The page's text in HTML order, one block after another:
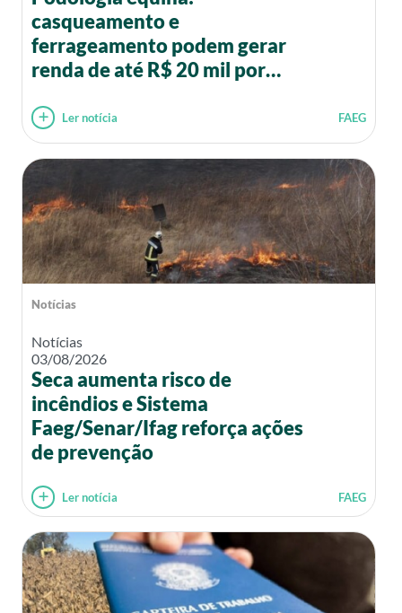
casqueamento e
ferrageamento podem gerar
renda de até R$ 20 mil por
Ler notícia FAEG
Notícias
Notícias
03/08/2026
Seca aumenta risco de
incêndios e Sistema
Faeg/Senar/Ifag reforça ações
de prevenção
Ler notícia FAEG